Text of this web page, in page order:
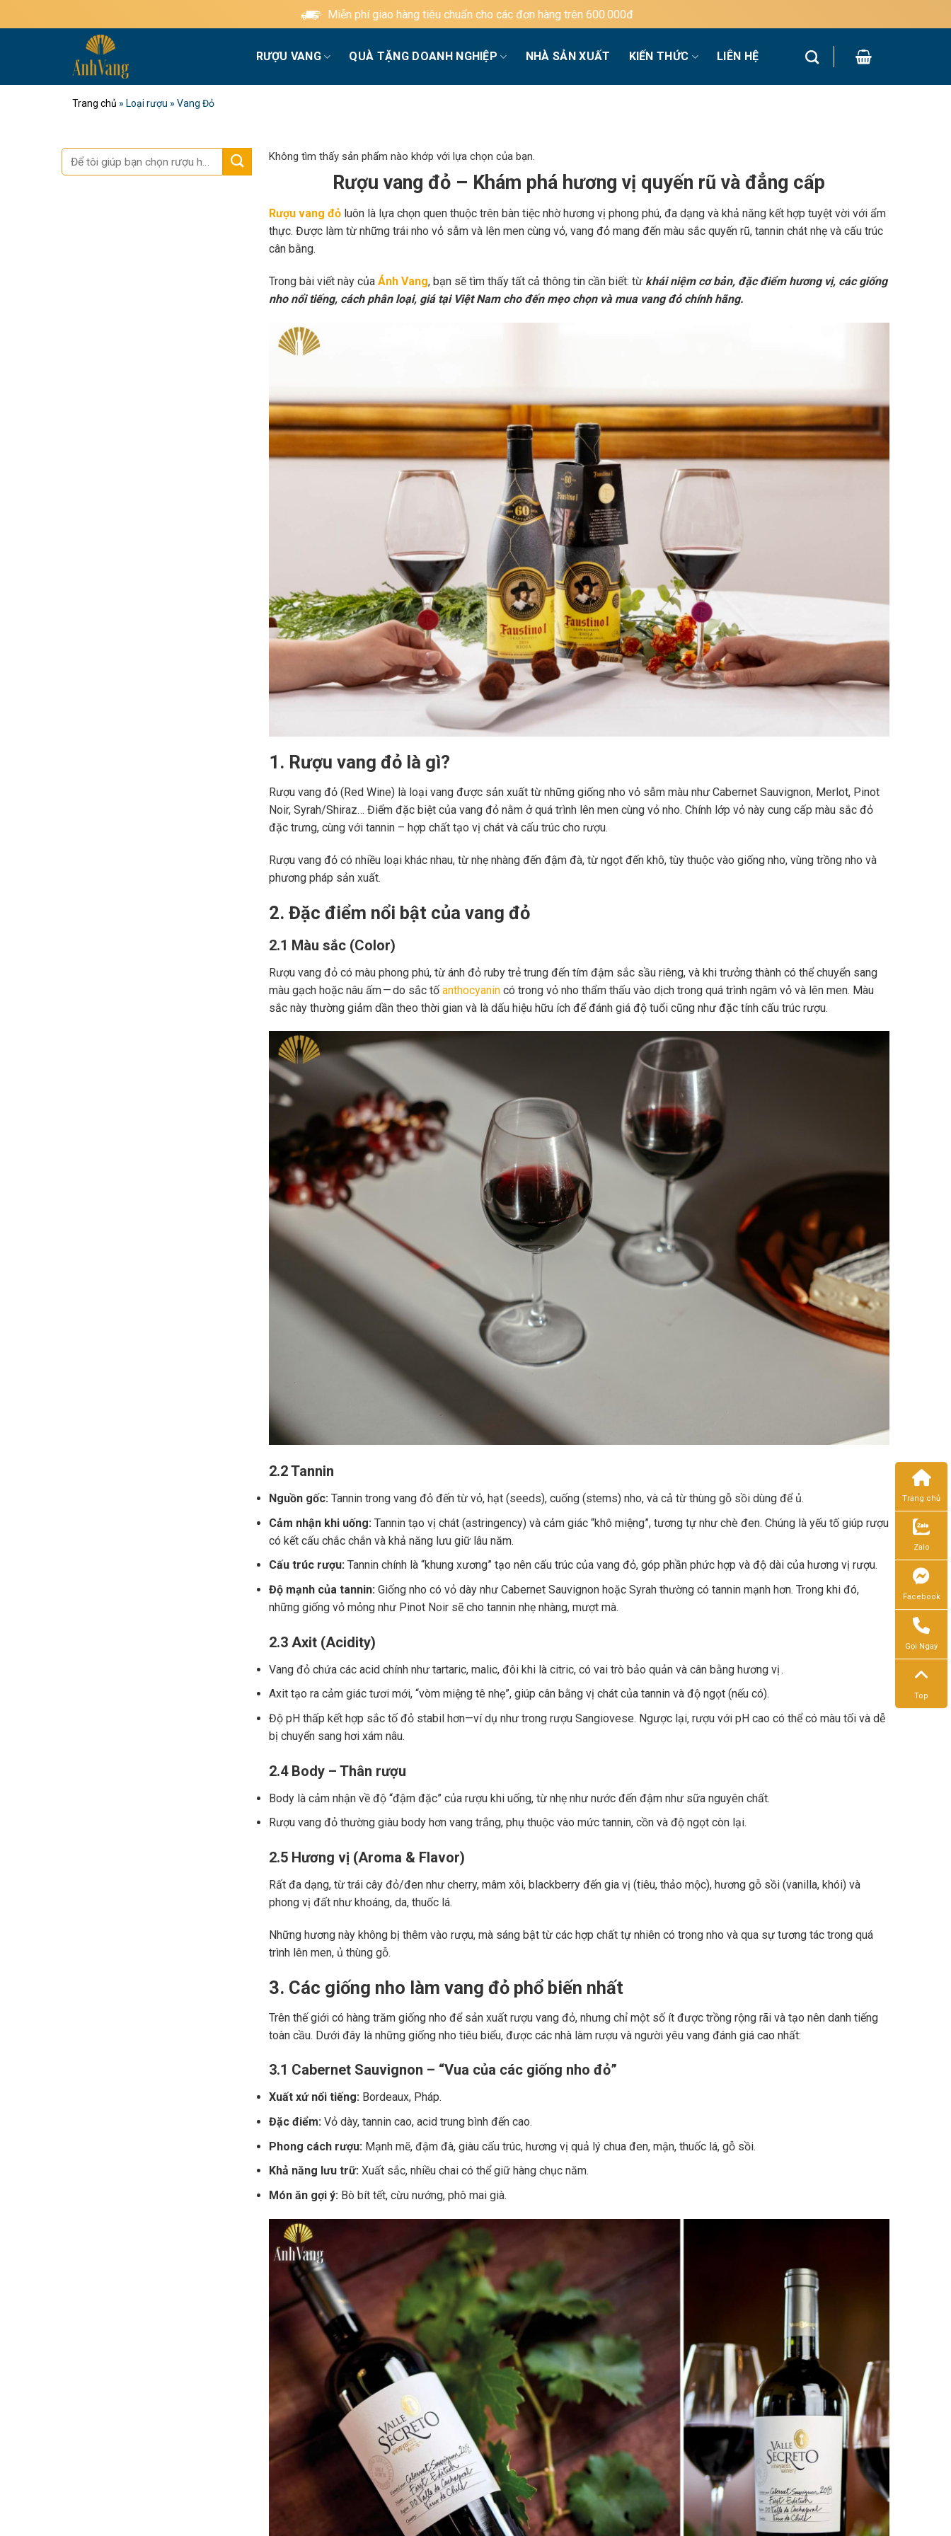
qua
Miễn phí giao hàng tiêu chuẩn cho các đơn hàng trên 600.000đ
RƯỢU VANG QUÀ TẶNG DOANH NGHIỆP NHÀ SẢN XUẤT KIẾN THỨC LIÊN HỆ
Trang chủ » Loại rượu » Vang Đỏ
Tìm
kiếm:
Không tìm thấy sản phẩm nào khớp với lựa chọn của bạn.
Rượu vang đỏ – Khám phá hương vị quyến rũ và đẳng cấp
Rượu vang đỏluôn là lựa chọn quen thuộc trên bàn tiệc nhờ hương vị phong phú, đa dạng và khả năng kết hợp tuyệt vời với ẩm
thực. Được làm từ những trái nho vỏ sẫm và lên men cùng vỏ, vang đỏ mang đến màu sắc quyến rũ, tannin chát nhẹ và cấu trúc
cân bằng.
Trong bài viết này của Ánh Vang, bạn sẽ tìm thấy tất cả thông tin cần biết: từ khái niệm cơ bản, đặc điểm hương vị, các giống
nho nổi tiếng, cách phân loại, giá tại Việt Nam cho đến mẹo chọn và mua vang đỏ chính hãng.
1. Rượu vang đỏ là gì?
Rượu vang đỏ (Red Wine) là loại vang được sản xuất từ những giống nho vỏ sẫm màu như Cabernet Sauvignon, Merlot, Pinot
Noir, Syrah/Shiraz… Điểm đặc biệt của vang đỏ nằm ở quá trình lên men cùng vỏ nho. Chính lớp vỏ này cung cấp màu sắc đỏ
đặc trưng, cùng với tannin – hợp chất tạo vị chát và cấu trúc cho rượu.
Rượu vang đỏ có nhiều loại khác nhau, từ nhẹ nhàng đến đậm đà, từ ngọt đến khô, tùy thuộc vào giống nho, vùng trồng nho và
phương pháp sản xuất.
2. Đặc điểm nổi bật của vang đỏ
2.1 Màu sắc (Color)
Rượu vang đỏ có màu phong phú, từ ánh đỏ ruby trẻ trung đến tím đậm sắc sầu riêng, và khi trưởng thành có thể chuyển sang
màu gạch hoặc nâu ấm — do sắc tố anthocyanincó trong vỏ nho thẩm thấu vào dịch trong quá trình ngâm vỏ và lên men. Màu
sắc này thường giảm dần theo thời gian và là dấu hiệu hữu ích để đánh giá độ tuổi cũng như đặc tính cấu trúc rượu.
2.2 Tannin
Nguồn gốc:Tannin trong vang đỏ đến từ vỏ, hạt (seeds), cuống (stems) nho, và cả từ thùng gỗ sồi dùng để ủ.
Cảm nhận khi uống:Tannin tạo vị chát (astringency) và cảm giác “khô miệng”, tương tự như chè đen. Chúng là yếu tố giúp rượu
có kết cấu chắc chắn và khả năng lưu giữ lâu năm.
Cấu trúc rượu:Tannin chính là “khung xương” tạo nên cấu trúc của vang đỏ, góp phần phức hợp và độ dài của hương vị rượu.
Độ mạnh của tannin:Giống nho có vỏ dày như Cabernet Sauvignon hoặc Syrah thường có tannin mạnh hơn. Trong khi đó,
những giống vỏ mỏng như Pinot Noir sẽ cho tannin nhẹ nhàng, mượt mà.
2.3 Axit (Acidity)
Vang đỏ chứa các acid chính như tartaric, malic, đôi khi là citric, có vai trò bảo quản và cân bằng hương vị .
Axit tạo ra cảm giác tươi mới, “vòm miệng tê nhẹ”, giúp cân bằng vị chát của tannin và độ ngọt (nếu có).
Độ pH thấp kết hợp sắc tố đỏ stabil hơn—ví dụ như trong rượu Sangiovese. Ngược lại, rượu với pH cao có thể có màu tối và dễ
bị chuyển sang hơi xám nâu.
2.4 Body – Thân rượu
Body là cảm nhận về độ “đậm đặc” của rượu khi uống, từ nhẹ như nước đến đậm như sữa nguyên chất.
Rượu vang đỏ thường giàu body hơn vang trắng, phụ thuộc vào mức tannin, cồn và độ ngọt còn lại.
2.5 Hương vị (Aroma & Flavor)
Rất đa dạng, từ trái cây đỏ/đen như cherry, mâm xôi, blackberry đến gia vị (tiêu, thảo mộc), hương gỗ sồi (vanilla, khói) và
phong vị đất như khoáng, da, thuốc lá.
Những hương này không bị thêm vào rượu, mà sáng bật từ các hợp chất tự nhiên có trong nho và qua sự tương tác trong quá
trình lên men, ủ thùng gỗ.
3. Các giống nho làm vang đỏ phổ biến nhất
Trên thế giới có hàng trăm giống nho để sản xuất rượu vang đỏ, nhưng chỉ một số ít được trồng rộng rãi và tạo nên danh tiếng
toàn cầu. Dưới đây là những giống nho tiêu biểu, được các nhà làm rượu và người yêu vang đánh giá cao nhất:
3.1 Cabernet Sauvignon – “Vua của các giống nho đỏ”
Xuất xứ nổi tiếng:Bordeaux, Pháp.
Đặc điểm:Vỏ dày, tannin cao, acid trung bình đến cao.
Phong cách rượu: Mạnh mẽ, đậm đà, giàu cấu trúc, hương vị quả lý chua đen, mận, thuốc lá, gỗ sồi.
Khả năng lưu trữ:Xuất sắc, nhiều chai có thể giữ hàng chục năm.
Món ăn gợi ý: Bò bít tết, cừu nướng, phô mai già.
Trang chủ
Zalo
Facebook
Gọi Ngay
Top